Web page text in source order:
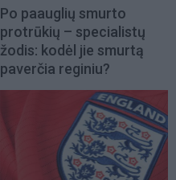
Po paauglių smurto
protrūkių – specialistų
žodis: kodėl jie smurtą
paverčia reginiu?